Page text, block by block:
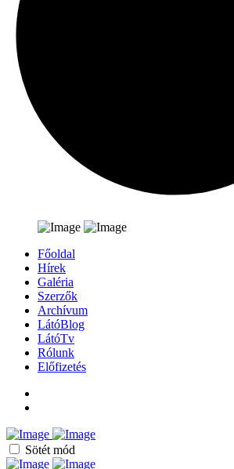
Főoldal
Hírek
Galéria
Szerzők
Archívum
LátóBlog
LátóTv
Rólunk
Előfizetés
Sötét mód